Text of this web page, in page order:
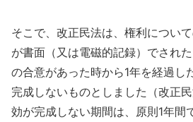
そこで、改正民法は、権利につい
が書面（又は電磁的記録）でされ
の合意があった時から1年を経過し
完成しないものとしました（改正
効が完成しない期間は、原則1年間